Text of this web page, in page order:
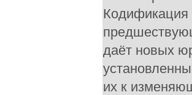
Кодификация
даёт новых
их к